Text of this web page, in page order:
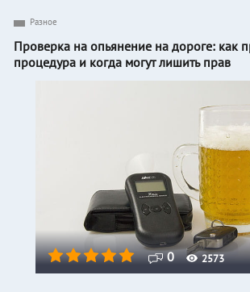
0 2573
Разное
Проверка на опьянение на дороге: как
процедура и когда могут лишить прав